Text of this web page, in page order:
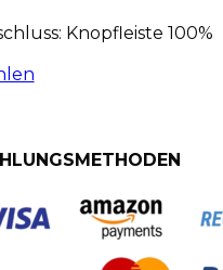
Knopfleiste 100%